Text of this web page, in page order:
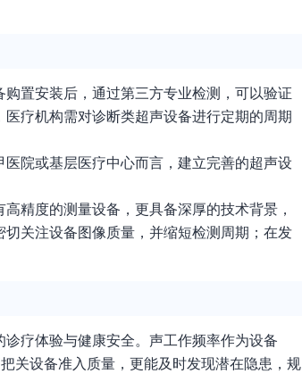
置安装后，通过第三方专业检测，可以验证
疗机构需对诊断类超声设备进行定期的周期
院或基层医疗中心而言，建立完善的超声设
精度的测量设备，更具备深厚的技术背景，
关注设备图像质量，并缩短检测周期；在发
疗体验与健康安全。声工作频率作为设备
关设备准入质量，更能及时发现潜在隐患，规